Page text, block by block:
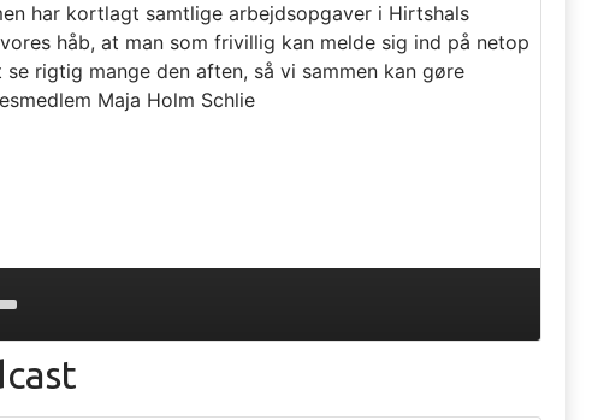
har kortlagt samtlige arbejdsopgaver i Hirtshals
håb, at man som frivillig kan melde sig ind på netop
rigtig mange den aften, så vi sammen kan gøre
Maja Holm Schlie